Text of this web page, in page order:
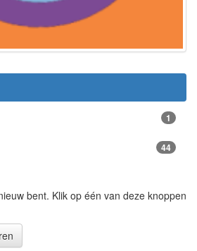
1
44
bent. Klik op één van deze knoppen